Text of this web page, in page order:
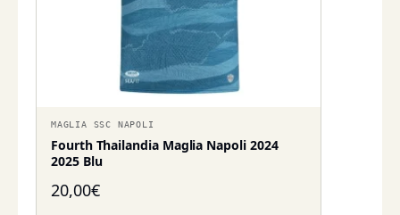
MAGLIA SSC NAPOLI
Fourth Thailandia Maglia Napoli 2024
2025 Blu
20,00€